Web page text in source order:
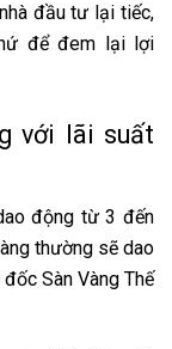
đầu tư lại tiếc,
để đem lại lợi
với lãi suất
động từ 3 đến
thường sẽ dao
Sàn Vàng Thế